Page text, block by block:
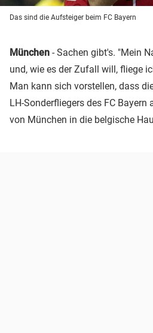
Das sind die Aufsteiger beim FC Bayern
München - Sachen gibt's. "Mein
und, wie es der Zufall will, fliege
Man kann sich vorstellen, dass
LH-Sonderfliegers des FC
von München in die belgische